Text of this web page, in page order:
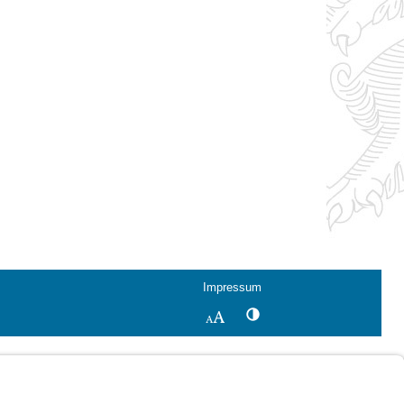
Impressum
SchriftgrößeKontrastwechsel